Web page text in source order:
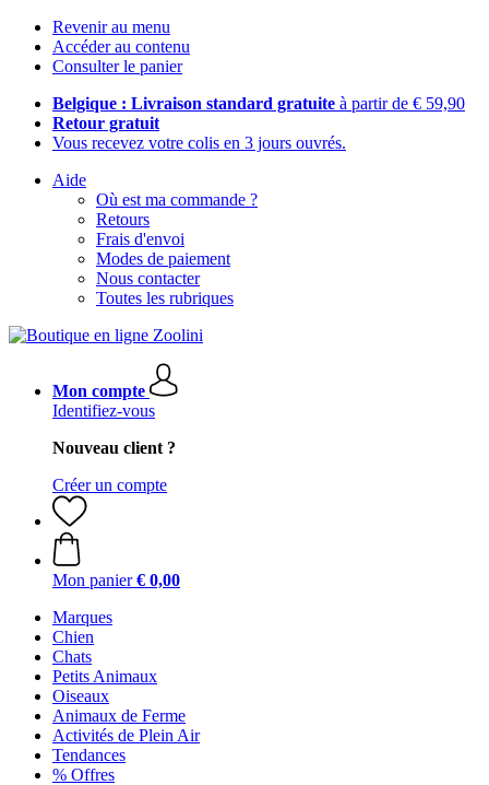
Revenir au menu
Accéder au contenu
Consulter le panier
Belgique : Livraison standard gratuite à partir de € 59,90
Retour gratuit
Vous recevez votre colis en 3 jours ouvrés.
Aide
Où est ma commande ?
Retours
Frais d'envoi
Modes de paiement
Nous contacter
Toutes les rubriques
Mon compte
Identifiez-vous
Nouveau client ?
Créer un compte
Mon panier € 0,00
Marques
Chien
Chats
Petits Animaux
Oiseaux
Animaux de Ferme
Activités de Plein Air
Tendances
% Offres